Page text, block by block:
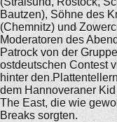
Bautzen), Söhne des
(Chemnitz) und
Moderatoren des
Patrock von der
ostdeutschen Contest
hinter den
dem Hannoveraner
The East, die wie
Breaks sorgten.